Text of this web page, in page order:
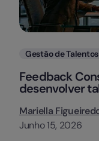
Categorias
Gestão de Talentos
Feedback
desenvolver
Mariella
Junho 15, 2026